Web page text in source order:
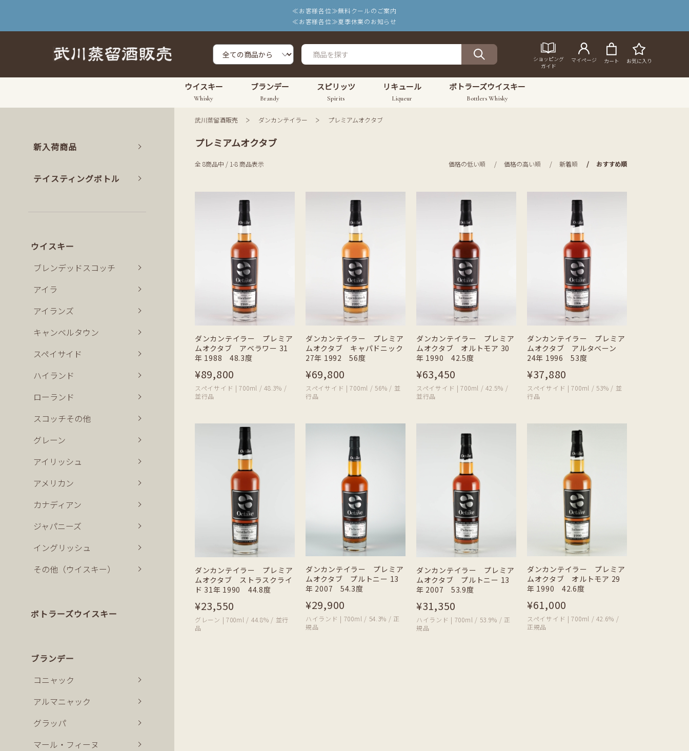
≪お客様各位≫無料クールのご案内
≪お客様各位≫夏季休業のお知らせ
ショッピング
ガイド
マイページ カート お気に入り
ウイスキー
Whisky
ブランデー
Brandy
スピリッツ
Spirits
リキュール
Liqueur
ボトラーズウイスキー
Bottlers Whisky
武川蒸留酒販売 ダンカンテイラー プレミアムオクタブ
プレミアムオクタブ
全 8商品中 / 1-8 商品表示 価格の低い順 価格の高い順 新着順 おすすめ順
ダンカンテイラー プレミア
ムオクタブ アベラワー 31
年 1988 48.3度
¥89,800
スペイサイド | 700ml / 48.3% /
並行品
ダンカンテイラー プレミア
ムオクタブ キャパドニック
27年 1992 56度
¥69,800
スペイサイド | 700ml / 56% / 並
行品
ダンカンテイラー プレミア
ムオクタブ オルトモア 30
年 1990 42.5度
¥63,450
スペイサイド | 700ml / 42.5% /
並行品
ダンカンテイラー プレミア
ムオクタブ アルタベーン
24年 1996 53度
¥37,880
スペイサイド | 700ml / 53% / 並
行品
ダンカンテイラー プレミア
ムオクタブ ストラスクライ
ド 31年 1990 44.8度
¥23,550
グレーン | 700ml / 44.8% / 並行
品
ダンカンテイラー プレミア
ムオクタブ プルトニー 13
年 2007 54.3度
¥29,900
ハイランド | 700ml / 54.3% / 正
規品
ダンカンテイラー プレミア
ムオクタブ プルトニー 13
年 2007 53.9度
¥31,350
ハイランド | 700ml / 53.9% / 正
規品
ダンカンテイラー プレミア
ムオクタブ オルトモア 29
年 1990 42.6度
¥61,000
スペイサイド | 700ml / 42.6% /
正規品
新入荷商品
テイスティングボトル
ウイスキー
ブレンデッドスコッチ
アイラ
アイランズ
キャンベルタウン
スペイサイド
ハイランド
ローランド
スコッチその他
グレーン
アイリッシュ
アメリカン
カナディアン
ジャパニーズ
イングリッシュ
その他（ウイスキー）
ボトラーズウイスキー
ブランデー
コニャック
アルマニャック
グラッパ
マール・フィーヌ